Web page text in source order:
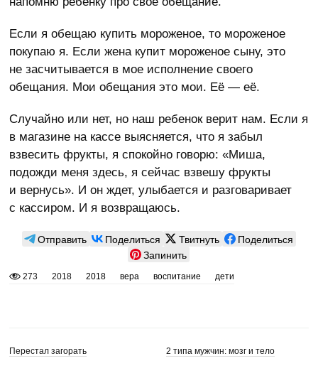
Если я обещаю купить мороженое, то мороженое
покупаю я. Если жена купит мороженое сыну, это
не засчитывается в мое исполнение своего
обещания. Мои обещания это мои. Её — её.
Случайно или нет, но наш ребенок верит нам. Если я
в магазине на кассе выясняется, что я забыл
взвесить фрукты, я спокойно говорю: «Миша,
подожди меня здесь, я сейчас взвешу фрукты
и вернусь». И он ждет, улыбается и разговаривает
с кассиром. И я возвращаюсь.
Отправить Поделиться Твитнуть
Поделиться
Запинить
273 2018 2018 вера воспитание дети
Перестал загорать 2 типа мужчин: мозг и тело